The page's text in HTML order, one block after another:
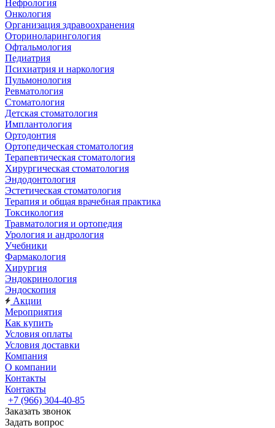
Нефрология
Онкология
Организация здравоохранения
Оториноларингология
Офтальмология
Педиатрия
Психиатрия и наркология
Пульмонология
Ревматология
Стоматология
Детская стоматология
Имплантология
Ортодонтия
Ортопедическая стоматология
Терапевтическая стоматология
Хирургическая стоматология
Эндодонтология
Эстетическая стоматология
Терапия и общая врачебная практика
Токсикология
Травматология и ортопедия
Урология и андрология
Учебники
Фармакология
Хирургия
Эндокринология
Эндоскопия
Акции
Мероприятия
Как купить
Условия оплаты
Условия доставки
Компания
О компании
Контакты
Контакты
+7 (966) 304-40-85
Заказать звонок
Задать вопрос